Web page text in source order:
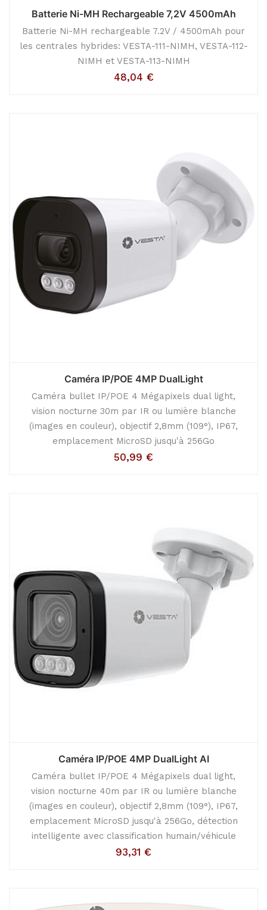
Batterie Ni-MH Rechargeable 7,2V 4500mAh
Batterie Ni-MH rechargeable 7.2V / 4500mAh pour
les centrales hybrides: VESTA-111-NIMH, VESTA-112-
NIMH et VESTA-113-NIMH
48,04 €
Caméra IP/POE 4MP DualLight
Caméra bullet IP/POE 4 Mégapixels dual light,
vision nocturne 30m par IR ou lumière blanche
(images en couleur), objectif 2,8mm (109°), IP67,
emplacement MicroSD jusqu'à 256Go
50,99 €
Caméra IP/POE 4MP DualLight AI
Caméra bullet IP/POE 4 Mégapixels dual light,
vision nocturne 40m par IR ou lumière blanche
(images en couleur), objectif 2,8mm (109°), IP67,
emplacement MicroSD jusqu'à 256Go, détection
intelligente avec classification humain/véhicule
93,31 €